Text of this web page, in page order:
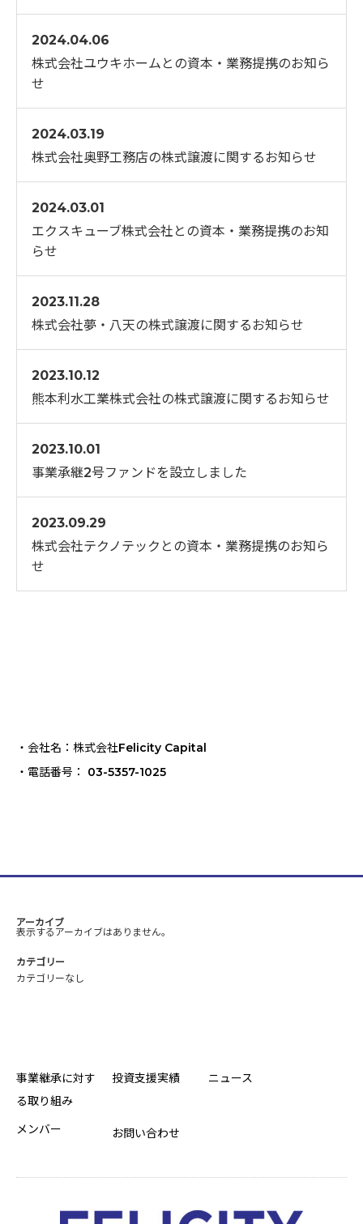
2024.04.06
株式会社ユウキホームとの資本・業務提携のお知ら
せ
2024.03.19
株式会社奥野工務店の株式譲渡に関するお知らせ
2024.03.01
エクスキューブ株式会社との資本・業務提携のお知
らせ
2023.11.28
株式会社夢・八天の株式譲渡に関するお知らせ
2023.10.12
熊本利水工業株式会社の株式譲渡に関するお知らせ
2023.10.01
事業承継2号ファンドを設立しました
2023.09.29
株式会社テクノテックとの資本・業務提携のお知ら
せ
・会社名：株式会社Felicity Capital
・電話番号： 03-5357-1025
アーカイブ
表示するアーカイブはありません。
カテゴリー
カテゴリーなし
事業継承に対す
る取り組み
メンバー
投資支援実績 ニュース
お問い合わせ